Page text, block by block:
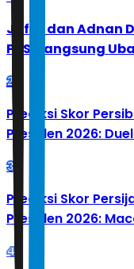
Jafar dan Adnan
PBSI Langsung
2
Prediksi Skor
Presiden 2026:
3
Prediksi Skor
Presiden 2026:
4